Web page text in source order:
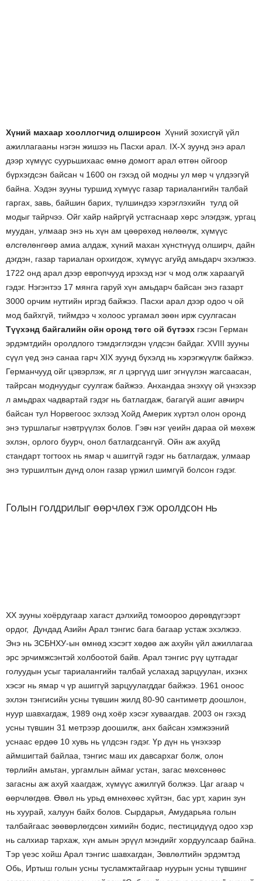
Хүний махаар хооллогчид олширсон Хүний зохисгүй үйл
ажиллагааны нэгэн жишээ нь Пасхи арал. IX-X зуунд энэ арал
дээр хүмүүс суурьшихаас өмнө домогт арал өтгөн ойгоор
бүрхэгдсэн байсан ч 1600 он гэхэд ой модны ул мөр ч үлдээгүй
байна. Хэдэн зууны туршид хүмүүс газар тариалангийн талбай
гаргах, завь, байшин барих, түлшиндээ хэрэглэхийн тулд ой
модыг тайрчээ . Ойг хайр найргүй устгаснаар хөрс элэгдэж, ургац
муудан, улмаар энэ нь хүн ам цөөрөхөд нөлөөлж, хүмүүс
өлсгөлөнгөөр амиа алдаж, хүний махан хүнстнүүд олширч, дайн
дэгдэн, газар тариалан орхигдож, хүмүүс агуйд амьдарч эхэлжээ.
1722 онд арал дээр европчууд ирэхэд нэг ч мод олж хараагүй
гэдэг. Нэгэнтээ 17 мянга гаруй хүн амьдарч байсан энэ газарт
3000 орчим нутгийн иргэд байжээ. Пасхи арал дээр одоо ч ой
мод байхгүй, тиймдээ ч холоос ургамал зөөн ирж суулгасан
Түүхэнд байгалийн ойн оронд төгс ой бүтээх гэсэн Герман
эрдэмтдийн оролдлого тэмдэглэгдэн үлдсэн байдаг. XVIII зууны
сүүл үед энэ санаа гарч XIX зуунд бүхэлд нь хэрэгжүүлж байжээ.
Германчууд ойг цэвэрлэж, яг л цэргүүд шиг эгнүүлэн жагсаасан,
тайрсан моднуудыг суулгаж байжээ. Анхандаа энэхүү ой үнэхээр
л амьдрах чадвартай гэдэг нь батлагдаж, багагүй ашиг авчирч
байсан тул Норвегоос эхлээд Хойд Америк хүртэл олон оронд
энэ туршлагыг нэвтрүүлэх болов. Гэвч нэг үеийн дараа ой мөхөж
эхлэн, орлого буурч, онол батлагдсангүй. Ойн аж ахуйд
стандарт тогтоох нь ямар ч ашиггүй гэдэг нь батлагдаж, улмаар
энэ туршилтын дүнд олон газар үржил шимгүй болсон ​ гэдэг.
Голын голдрилыг өөрчлөх гэж оролдсон нь
ХХ зууны хоёрдугаар хагаст дэлхийд томоороо дөрөвдүгээрт
ордог, Дундад Азийн Арал тэнгис бага багаар устаж эхэлжээ.
Энэ нь ЗСБНХУ-ын өмнөд хэсэгт хөдөө аж ахуйн үйл ажиллагаа
эрс эрчимжсэнтэй холбоотой байв. Арал тэнгис рүү цутгадаг
голуудын усыг тариалангийн талбай услахад зарцуулан, ихэнх
хэсэг нь ямар ч үр ашиггүй зарцуулагддаг байжээ. 1961 оноос
эхлэн тэнгисийн усны түвшин жилд 80-90 сантиметр доошлон,
нуур шавхагдаж, 1989 онд хоёр хэсэг хуваагдав. 2003 он гэхэд
усны түвшин 31 метрээр доошилж, анх байсан хэмжээний
уснаас ердөө 10 хувь нь үлдсэн гэдэг. Үр дүн нь үнэхээр
аймшигтай байлаа, тэнгис маш их давсархаг болж, олон
төрлийн амьтан, ургамлын аймаг устан, загас мөхсөнөөс
загасны аж ахуй хаагдаж, хүмүүс ажилгүй болжээ. Цаг агаар ч
өөрчлөгдөв. Өвөл нь урьд өмнөхөөс хүйтэн, бас урт, харин зун
нь хуурай, халуун байх болов. Сырдарья, Амударьяа голын
талбайгаас зөөвөрлөгдсөн химийн бодис, пестицидүүд одоо хэр
нь салхиар тархаж, хүн амын эрүүл мэндийг хордуулсаар байна
Тэр үеэс хойш Арал тэнгис шавхагдан, Зөвлөлтийн эрдэмтэд
Обь, Иртыш голын усны тусламжтайгаар нуурын усны түвшинг